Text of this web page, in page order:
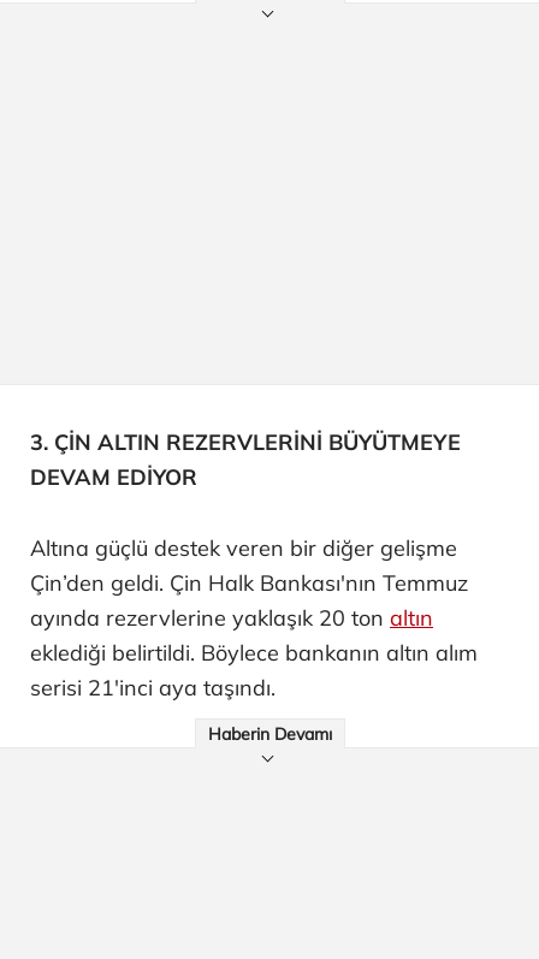
3. ÇİN ALTIN REZERVLERİNİ BÜYÜTMEYE
DEVAM EDİYOR
Altına güçlü destek veren bir diğer gelişme
Çin’den geldi. Çin Halk Bankası'nın Temmuz
ayında rezervlerine yaklaşık 20 ton altın
eklediği belirtildi. Böylece bankanın altın alım
serisi 21'inci aya taşındı.
Haberin Devamı